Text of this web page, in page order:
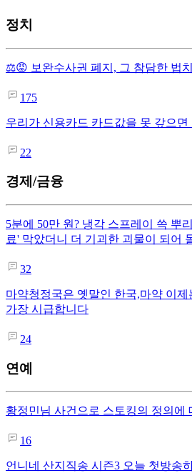
정치
⚖️😡 보완수사권 폐지, 그 참담한 법
175
우리가 신용카드 카드값을 못 갚으면
22
경제/금융
5분에 50만 원? 냉각 스프레이 쓱 뿌
료' 막았더니 더 기괴한 괴물이 되어
32
마약청정국은 옛말인 한국,마약 이제
가장 시급합니다
24
연예
황정민님 사건으로 스토킹의 정의에
16
언니네 산지직송 시즌3 오늘 첫방송